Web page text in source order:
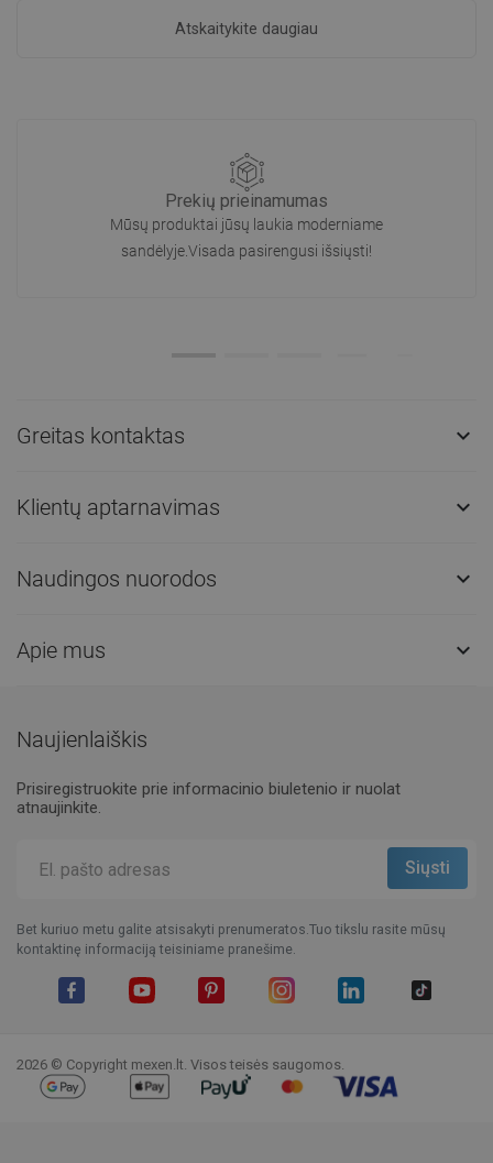
Atskaitykite daugiau
Prekių prieinamumas
Mūsų produktai jūsų laukia moderniame
sandėlyje.Visada pasirengusi išsiųsti!
Greitas kontaktas 
Klientų aptarnavimas 
Naudingos nuorodos 
Apie mus 
Naujienlaiškis
Prisiregistruokite prie informacinio biuletenio ir nuolat
atnaujinkite.
Bet kuriuo metu galite atsisakyti prenumeratos.Tuo tikslu rasite mūsų
kontaktinę informaciją teisiniame pranešime.
2026 © Copyright mexen.lt. Visos teisės saugomos.